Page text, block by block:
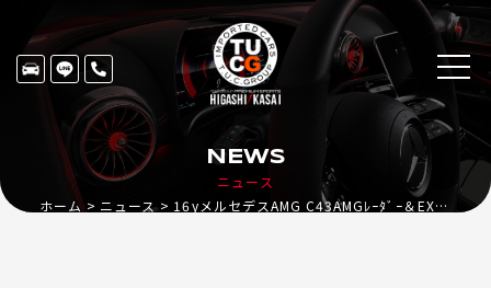
ニュース
NEWS
ホーム ニュース 16yメルセデスAMG C43AMGﾚｰﾀﾞｰ＆EXｸﾙｰｼﾌﾞPKG 468万円入庫！3月19日